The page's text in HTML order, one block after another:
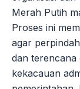
Merah Putih
Proses ini
agar
dan terencana
kekacauan